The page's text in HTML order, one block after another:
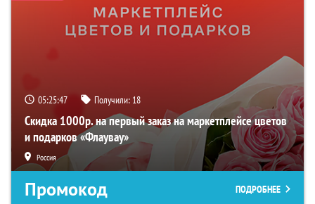
05:25:46 Получили: 18
Скидка 1000р. на первый заказ на маркетплейсе цветов
и подарков «Флаувау»
Россия
Промокод ПОДРОБНЕЕ